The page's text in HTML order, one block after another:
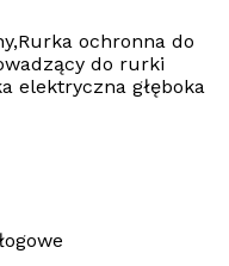
ochronna do
do rurki
elektryczna głęboka